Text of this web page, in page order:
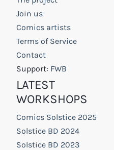
Join us
Comics artists
Terms of Service
Contact
Support: FWB
LATEST
WORKSHOPS
Comics Solstice 2025
Solstice BD 2024
Solstice BD 2023